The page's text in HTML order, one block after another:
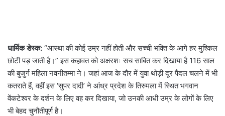
धार्मिक डेस्क: “आस्था की कोई उम्र नहीं होती और सच्ची भक्ति के आगे हर मुश्किल
छोटी पड़ जाती है।” इस कहावत को अक्षरशः सच साबित कर दिखाया है 116 साल
की बुजुर्ग महिला नवनीतम्मा ने। जहां आज के दौर में युवा थोड़ी दूर पैदल चलने में भी
कतराते हैं, वहीं इस ‘सुपर दादी’ ने आंध्र प्रदेश के तिरुमला में स्थित भगवान
वेंकटेश्वर के दर्शन के लिए वह कर दिखाया, जो उनकी आधी उम्र के लोगों के लिए
भी बेहद चुनौतीपूर्ण है।